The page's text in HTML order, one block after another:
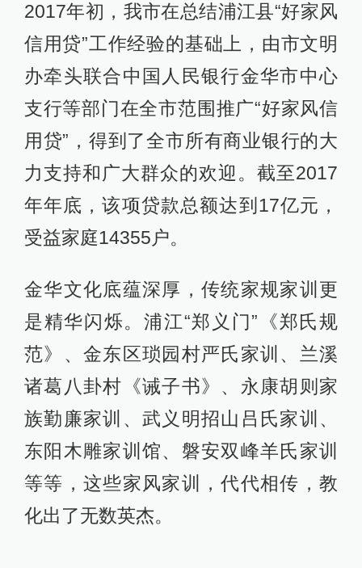
2017年初，我市在总结浦江县“好家风
信用贷”工作经验的基础上，由市文明
办牵头联合中国人民银行金华市中心
支行等部门在全市范围推广“好家风信
用贷”，得到了全市所有商业银行的大
力支持和广大群众的欢迎。截至2017
年年底，该项贷款总额达到17亿元，
受益家庭14355户。
金华文化底蕴深厚，传统家规家训更
是精华闪烁。浦江“郑义门”《郑氏规
范》、金东区琐园村严氏家训、兰溪
诸葛八卦村《诫子书》、永康胡则家
族勤廉家训、武义明招山吕氏家训、
东阳木雕家训馆、磐安双峰羊氏家训
等等，这些家风家训，代代相传，教
化出了无数英杰。